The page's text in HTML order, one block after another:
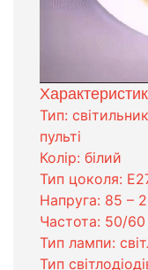
Тип:
пульті
Колір: білий
Тип цоколя:
Напруга: 85 –
Частота: 50/60
Тип лампи:
Тип